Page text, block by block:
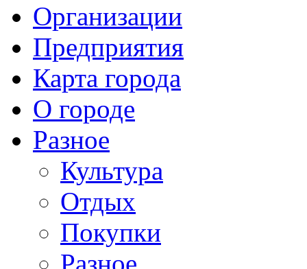
Организации
Предприятия
Карта города
О городе
Разное
Культура
Отдых
Покупки
Разное